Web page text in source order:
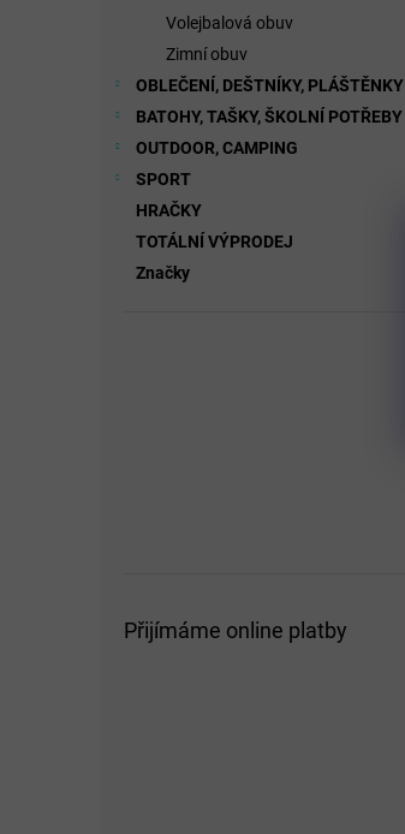
Volejbalová obuv
Zimní obuv
OBLEČENÍ, DEŠTNÍKY, PLÁŠTĚNKY
BATOHY, TAŠKY, ŠKOLNÍ POTŘEBY
OUTDOOR, CAMPING
SPORT
HRAČKY
TOTÁLNÍ VÝPRODEJ
Značky
Přijímáme online platby